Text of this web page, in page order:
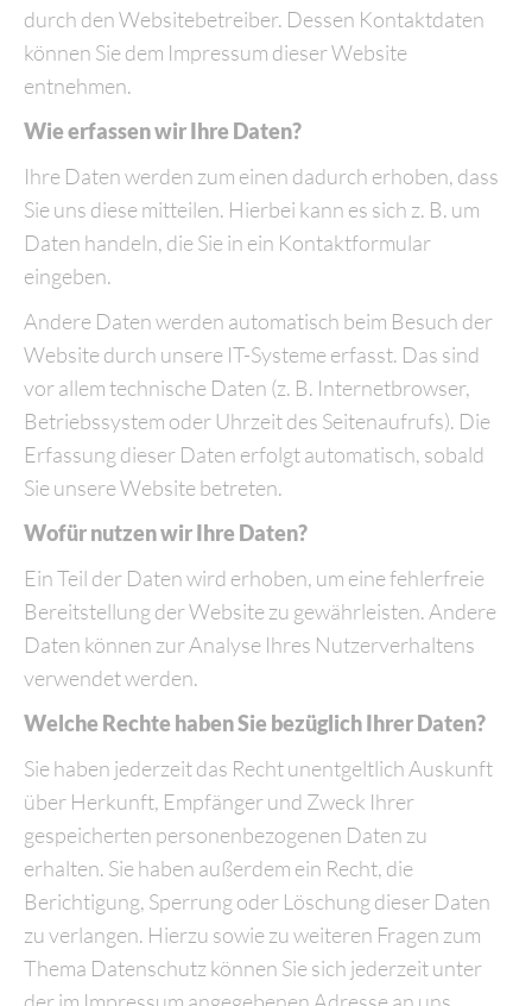
durch den Websitebetreiber. Dessen Kontaktdaten
können Sie dem Impressum dieser Website
entnehmen.
Wie erfassen wir Ihre Daten?
Ihre Daten werden zum einen dadurch erhoben, dass
Sie uns diese mitteilen. Hierbei kann es sich z. B. um
Daten handeln, die Sie in ein Kontaktformular
eingeben.
Andere Daten werden automatisch beim Besuch der
Website durch unsere IT-Systeme erfasst. Das sind
vor allem technische Daten (z. B. Internetbrowser,
Betriebssystem oder Uhrzeit des Seitenaufrufs). Die
Erfassung dieser Daten erfolgt automatisch, sobald
Sie unsere Website betreten.
Wofür nutzen wir Ihre Daten?
Ein Teil der Daten wird erhoben, um eine fehlerfreie
Bereitstellung der Website zu gewährleisten. Andere
Daten können zur Analyse Ihres Nutzerverhaltens
verwendet werden.
Welche Rechte haben Sie bezüglich Ihrer Daten?
Sie haben jederzeit das Recht unentgeltlich Auskunft
über Herkunft, Empfänger und Zweck Ihrer
gespeicherten personenbezogenen Daten zu
erhalten. Sie haben außerdem ein Recht, die
Berichtigung, Sperrung oder Löschung dieser Daten
zu verlangen. Hierzu sowie zu weiteren Fragen zum
Thema Datenschutz können Sie sich jederzeit unter